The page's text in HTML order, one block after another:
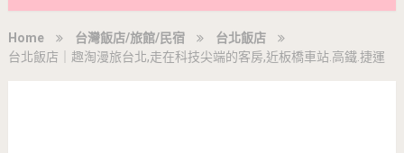
Home 台灣飯店/旅館/民宿
台北飯店
台北飯店｜趣淘漫旅台北,走在科技尖端的客房,近板橋車站.高鐵.捷運